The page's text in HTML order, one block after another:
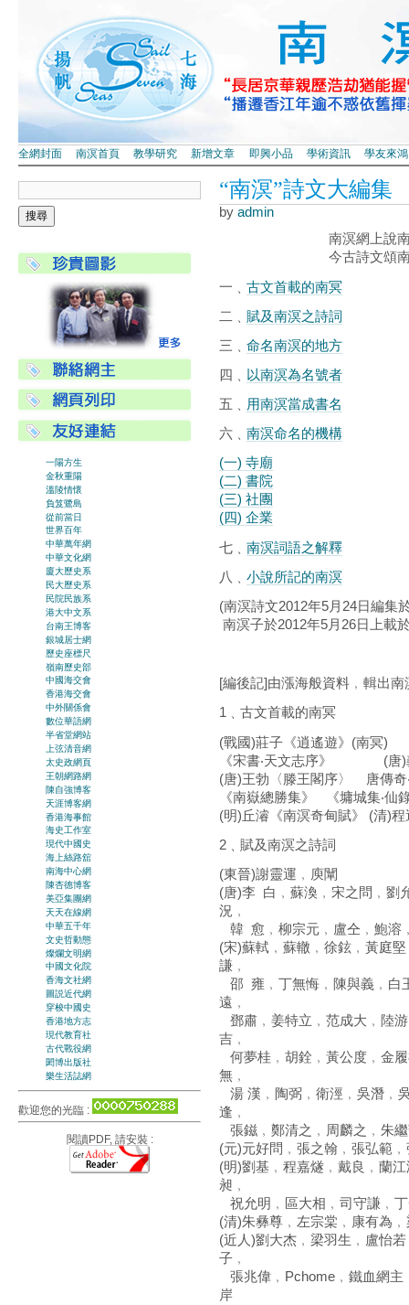
全網封面 南溟首頁 教學研究 新增文章 即興小品 學術資訊 學友來鴻
“南溟”詩文大編集
by admin
南溟網上說南冥﹐
今古詩文頌南溟﹐
一﹑ 古文首載的南冥
二﹑ 賦及南溟之詩詞
三﹑ 命名南溟的地方
四﹑
以南溟為名號者
五﹑
用南溟當成書名
六﹑ 南溟命名的機構
(一) 寺廟
(二) 書院
(三) 社團
(四) 企業
七﹑ 南溟詞語之解釋
八﹑ 小說所記的南溟
(南溟詩文2012年5月24日編集
南溟子於2012年5月26日上載
[編後記]由漲海般資料﹐輯出
1﹑古文首載的南冥
(戰國)莊子《逍遙遊》(南
《宋書‧天文志序》 (唐)
(唐)王勃〈滕王閣序〉 唐傳奇
《南嶽總勝集》 《墉城集
(明)丘濬《南溟奇甸賦》 (清)
2﹑賦及南溟之詩詞
(東晉)謝靈運﹐庾闡
(唐)李 白﹐蘇渙﹐宋之問﹐劉
況﹐
韓 愈﹐柳宗元﹐盧仝﹐鮑溶
(宋)蘇軾﹐蘇轍﹐徐鉉﹐黃庭
謙﹐
邵 雍﹐丁無悔﹐陳與義﹐白
遠﹐
鄧肅﹐姜特立﹐范成大﹐陸
吉﹐
何夢桂﹐胡銓﹐黃公度﹐金
無﹐
湯 漢﹐陶弼﹐衛涇﹐吳潛﹐
逢﹐
張鎡﹐鄭清之﹐周麟之﹐朱
(元)元好問﹐張之翰﹐張弘範
(明)劉基﹐程嘉燧﹐戴良﹐蘭
昶﹐
祝允明﹐區大相﹐司守謙﹐
(清)朱彝尊﹐左宗棠﹐康有為
(近人)劉大杰﹐梁羽生﹐盧怡
子﹐
張兆偉﹐Pchome﹐鐵血網主
岸
一陽方生
金秋重陽
溫陵情懷
負笈鷺島
從前當日
世界百年
中華萬年網
中華文化網
廈大歷史系
民大歷史系
民院民族系
港大中文系
台南王博客
銀城居士網
歷史座標尺
嶺南歷史部
中國海交會
香港海交會
中外關係會
數位華語網
半省堂網站
上弦清音網
太史政網頁
王朝網路網
陳自強博客
天涯博客網
香港海事館
海史工作室
現代中國史
海上絲路舘
南海中心網
陳杏德博客
美亞集團網
天天在線網
中華五千年
文史哲動態
燦爛文明網
中國文化院
香海文社網
圖説近代網
穿梭中國史
香港地方志
現代教育社
古代戰役網
閎博出版社
樂生活誌網
歡迎您的光臨 :
閱讀PDF, 請安裝 :